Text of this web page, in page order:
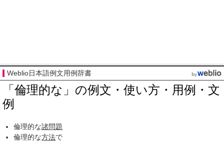
Weblio日本語例文用例辞書
「倫理的な」の例文・使い方・用例・文
例
倫理的な諸問題
倫理的な方法で